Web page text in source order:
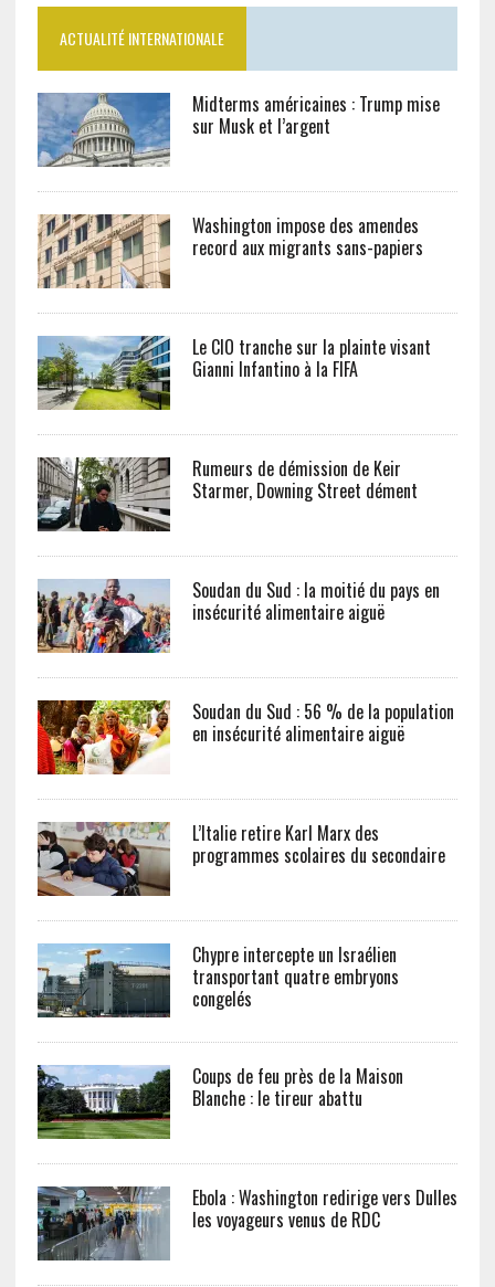
ACTUALITÉ INTERNATIONALE
Midterms américaines : Trump mise
sur Musk et l’argent
Washington impose des amendes
record aux migrants sans-papiers
Le CIO tranche sur la plainte visant
Gianni Infantino à la FIFA
Rumeurs de démission de Keir
Starmer, Downing Street dément
Soudan du Sud : la moitié du pays en
insécurité alimentaire aiguë
Soudan du Sud : 56 % de la population
en insécurité alimentaire aiguë
L’Italie retire Karl Marx des
programmes scolaires du secondaire
Chypre intercepte un Israélien
transportant quatre embryons
congelés
Coups de feu près de la Maison
Blanche : le tireur abattu
Ebola : Washington redirige vers Dulles
les voyageurs venus de RDC